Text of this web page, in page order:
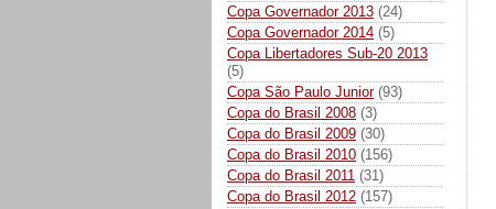
Copa Governador 2013 (24)
Copa Governador 2014 (5)
Copa Libertadores Sub-20 2013
(5)
Copa São Paulo Junior (93)
Copa do Brasil 2008 (3)
Copa do Brasil 2009 (30)
Copa do Brasil 2010 (156)
Copa do Brasil 2011 (31)
Copa do Brasil 2012 (157)